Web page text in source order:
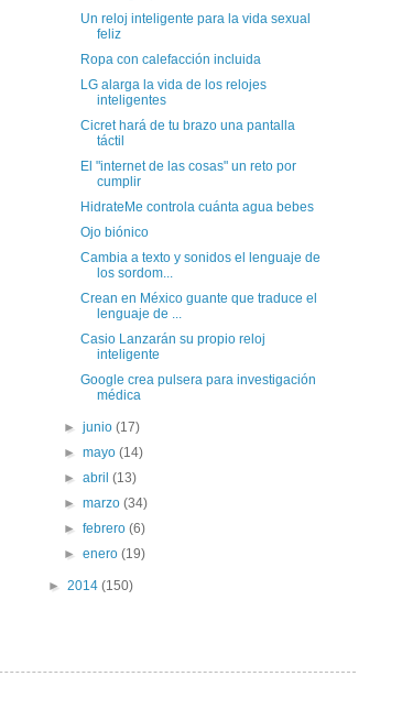
Un reloj inteligente para la vida sexual
feliz
Ropa con calefacción incluida
LG alarga la vida de los relojes
inteligentes
Cicret hará de tu brazo una pantalla
táctil
El "internet de las cosas" un reto por
cumplir
HidrateMe controla cuánta agua bebes
Ojo biónico
Cambia a texto y sonidos el lenguaje de
los sordom...
Crean en México guante que traduce el
lenguaje de ...
Casio Lanzarán su propio reloj
inteligente
Google crea pulsera para investigación
médica
►junio(17)
►mayo(14)
►abril(13)
►marzo(34)
►febrero(6)
►enero(19)
► 2014 (150)